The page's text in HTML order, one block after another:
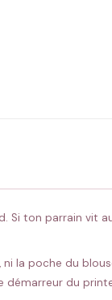
Si ton parrain vit
la poche du
démarreur du